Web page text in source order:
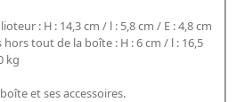
: H : 14,3 cm / l : 5,8 cm / E : 4,8 cm
tout de la boîte : H : 6 cm / l : 16,5
kg
et ses accessoires.